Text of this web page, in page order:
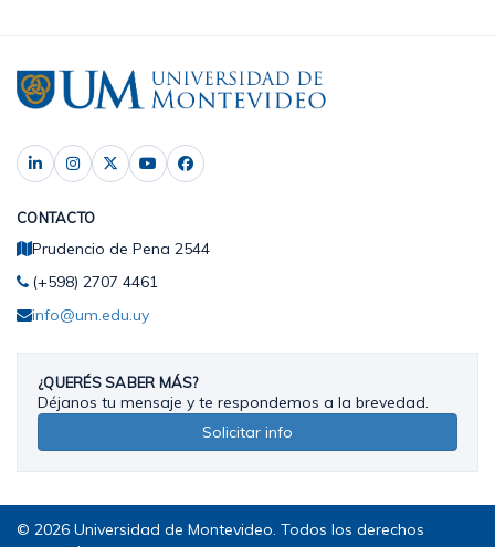
CONTACTO
Prudencio de Pena 2544
(+598) 2707 4461
info@um.edu.uy
¿QUERÉS SABER MÁS?
Déjanos tu mensaje y te respondemos a la brevedad.
Solicitar info
© 2026 Universidad de Montevideo. Todos los derechos